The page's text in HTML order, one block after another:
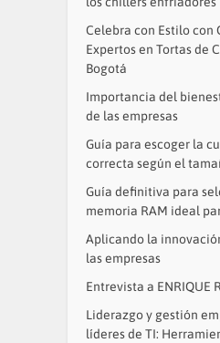
Celebra con Estilo con
Expertos en Tortas de
Bogotá
Importancia del
de las empresas
Guía para escoger la
correcta según el
Guía definitiva para
memoria RAM ideal
Aplicando la
las empresas
Entrevista a ENRIQUE
Liderazgo y gestión
líderes de TI: